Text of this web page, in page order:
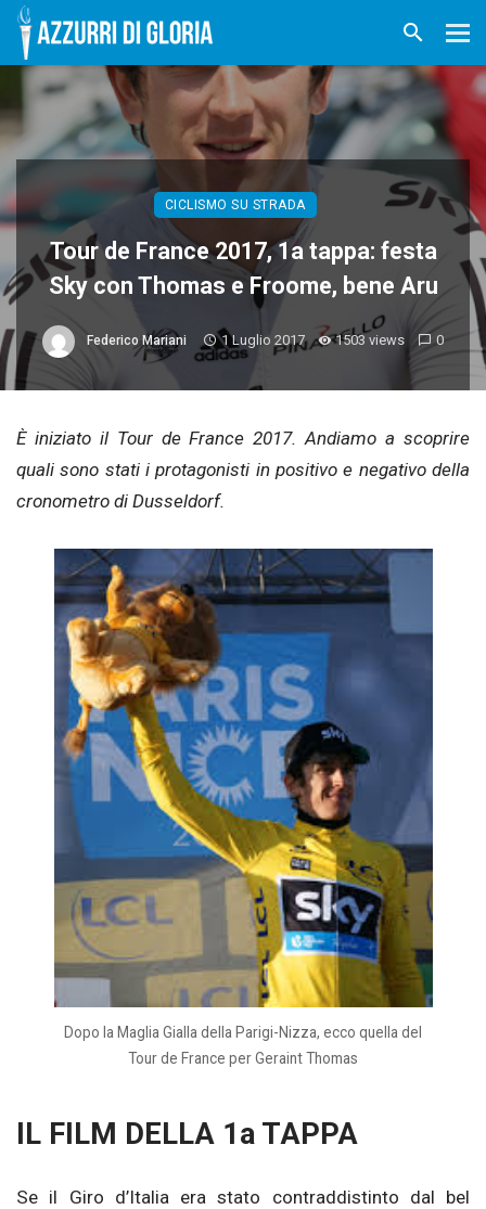
CICLISMO SU STRADA
Tour de France 2017, 1a tappa: festa
Sky con Thomas e Froome, bene Aru
Federico Mariani 1 Luglio 2017 1503 views 0
È iniziato il Tour de France 2017. Andiamo a scoprire
quali sono stati i protagonisti in positivo e negativo della
cronometro di Dusseldorf.
Dopo la Maglia Gialla della Parigi-Nizza, ecco quella del
Tour de France per Geraint Thomas
IL FILM DELLA 1a TAPPA
Se il Giro d’Italia era stato contraddistinto dal bel